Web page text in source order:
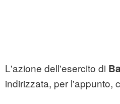
L'azione dell'esercito di
indirizzata, per l'appunto,